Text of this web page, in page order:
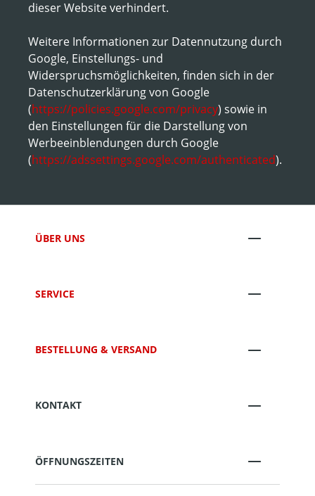
dieser Website verhindert.
Weitere Informationen zur Datennutzung durch
Google, Einstellungs- und
Widerspruchsmöglichkeiten, finden sich in der
Datenschutzerklärung von Google
(https://policies.google.com/privacy) sowie in
den Einstellungen für die Darstellung von
Werbeeinblendungen durch Google
(https://adssettings.google.com/authenticated).
ÜBER UNS
SERVICE
BESTELLUNG & VERSAND
KONTAKT
ÖFFNUNGSZEITEN